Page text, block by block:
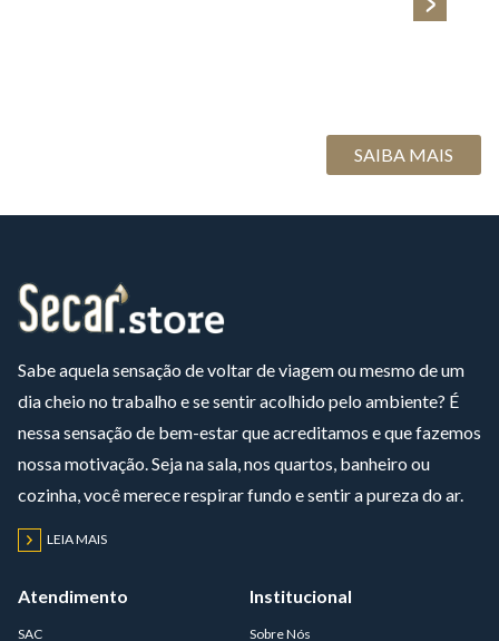
SAIBA MAIS
Sabe aquela sensação de voltar de viagem ou mesmo de um
dia cheio no trabalho e se sentir acolhido pelo ambiente? É
nessa sensação de bem-estar que acreditamos e que fazemos
nossa motivação. Seja na sala, nos quartos, banheiro ou
cozinha, você merece respirar fundo e sentir a pureza do ar.
LEIA MAIS
Atendimento
SAC
Institucional
Sobre Nós